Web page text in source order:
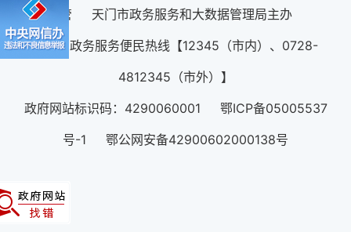
管 天门市政务服务和大数据管理局主办
12345政务服务便民热线【12345（市内）、0728-
4812345（市外）】
政府网站标识码：4290060001 鄂ICP备05005537
号-1 鄂公网安备42900602000138号